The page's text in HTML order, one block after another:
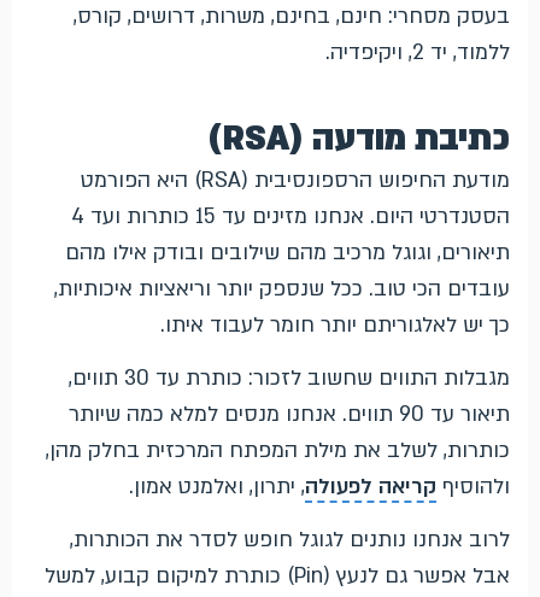
בעסק מסחרי: חינם, בחינם, משרות, דרושים, קורס,
ללמוד, יד 2, ויקיפדיה.
כתיבת מודעה (RSA)
מודעת החיפוש הרספונסיבית (RSA) היא הפורמט
הסטנדרטי היום. אנחנו מזינים עד 15 כותרות ועד 4
תיאורים, וגוגל מרכיב מהם שילובים ובודק אילו מהם
עובדים הכי טוב. ככל שנספק יותר וריאציות איכותיות,
כך יש לאלגוריתם יותר חומר לעבוד איתו.
מגבלות התווים שחשוב לזכור: כותרת עד 30 תווים,
תיאור עד 90 תווים. אנחנו מנסים למלא כמה שיותר
כותרות, לשלב את מילת המפתח המרכזית בחלק מהן,
ולהוסיף קריאה לפעולה, יתרון, ואלמנט אמון.
לרוב אנחנו נותנים לגוגל חופש לסדר את הכותרות,
אבל אפשר גם לנעץ (Pin) כותרת למיקום קבוע, למשל